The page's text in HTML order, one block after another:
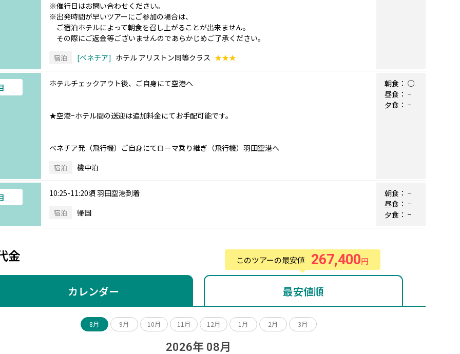
※催行日はお問い合わせください。
※出発時間が早いツアーにご参加の場合は、
ご宿泊ホテルによって朝食を召し上がることが出来ません。
その際にご返金等ございませんのであらかじめご了承ください。
宿泊 ベネチア ホテル アリストン同等クラス ★★★
ホテルチェックアウト後、ご自身にて空港へ
★空港−ホテル間の送迎は追加料金にてお手配可能です。
ベネチア発（飛行機）ご自身にてローマ乗り継ぎ（飛行機）羽田空港へ
宿泊 機中泊
朝食： ○
昼食： −
夕食： −
10:25-11:20頃 羽田空港到着
宿泊 帰国
朝食： −
昼食： −
夕食： −
金 このツアーの最安値 267,400円
カレンダー 最安値順
8月 9月 10月 11月 12月 1月 2月 3月
2026年 08月